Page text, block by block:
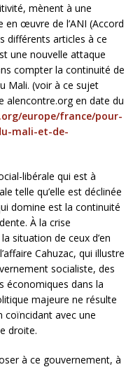
mènent à une
en œuvre de l’ANI (Accord
différents articles à ce
une nouvelle attaque
compter la continuité de
Mali. (voir à ce sujet
alencontre.org en date du
europe/france/pour-
mali-et-de-
libérale qui est à
telle qu’elle est déclinée
domine est la continuité
À la crise
situation de ceux d’en
Cahuzac, qui illustre
socialiste, des
économiques dans la
majeure ne résulte
coïncidant avec une
droite.
à ce gouvernement, à